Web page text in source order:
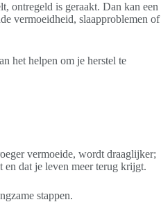
ontregeld is geraakt. Dan kan een
vermoeidheid, slaapproblemen of
het helpen om je herstel te
vermoeide, wordt draaglijker;
dat je leven meer terug krijgt.
stappen.